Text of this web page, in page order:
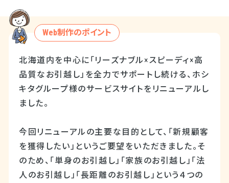
Web制作のポイント
北海道内を中心に「リーズナブル×スピーディ×高
品質なお引越し」を全力でサポートし続ける、ホシ
キタグループ様のサービスサイトをリニューアルし
ました。
今回リニューアルの主要な目的として、「新規顧客
を獲得したい」というご要望をいただきました。そ
のため、「単身のお引越し」「家族のお引越し」「法
人のお引越し」「長距離のお引越し」という４つの